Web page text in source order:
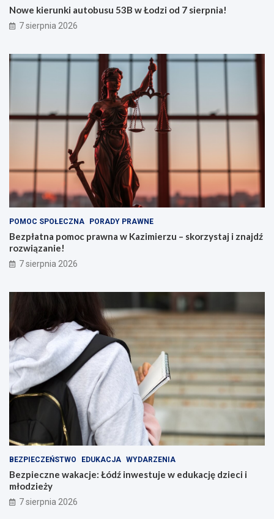
Nowe kierunki autobusu 53B w Łodzi od 7 sierpnia!
7 sierpnia 2026
POMOC SPOŁECZNA PORADY PRAWNE
Bezpłatna pomoc prawna w Kazimierzu – skorzystaj i znajdź
rozwiązanie!
7 sierpnia 2026
BEZPIECZEŃSTWO EDUKACJA WYDARZENIA
Bezpieczne wakacje: Łódź inwestuje w edukację dzieci i
młodzieży
7 sierpnia 2026